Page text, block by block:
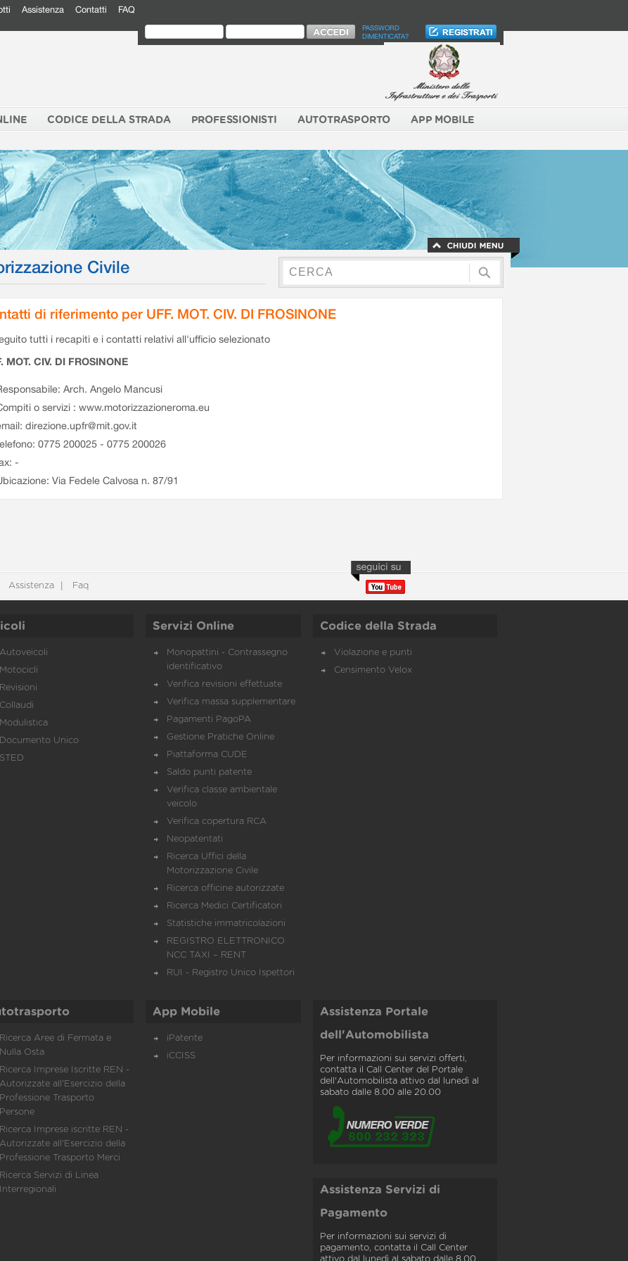
Assistenza Contatti FAQ
PASSWORD
DIMENTICATA?
CODICE DELLA STRADA PROFESSIONISTI AUTOTRASPORTO APP MOBILE
Civile
di riferimento per UFF. MOT. CIV. DI FROSINONE
tutti i recapiti e i contatti relativi all'ufficio selezionato
MOT. CIV. DI FROSINONE
Arch. Angelo Mancusi
o servizi : www.motorizzazioneroma.eu
direzione.upfr@mit.gov.it
0775 200025 - 0775 200026
-
Via Fedele Calvosa n. 87/91
Assistenza Faq
Autoveicoli
Motocicli
Revisioni
Collaudi
Modulistica
Documento Unico
STED
Servizi Online
Monopattini - Contrassegno
identificativo
Verifica revisioni effettuate
Verifica massa supplementare
Pagamenti PagoPA
Gestione Pratiche Online
Piattaforma CUDE
Saldo punti patente
Verifica classe ambientale
veicolo
Verifica copertura RCA
Neopatentati
Ricerca Uffici della
Motorizzazione Civile
Ricerca officine autorizzate
Ricerca Medici Certificatori
Statistiche immatricolazioni
REGISTRO ELETTRONICO
NCC TAXI – RENT
RUI - Registro Unico Ispettori
Codice della Strada
Violazione e punti
Censimento Velox
Ricerca Aree di Fermata e
Nulla Osta
Ricerca Imprese Iscritte REN -
Autorizzate all'Esercizio della
Professione Trasporto
Persone
Ricerca Imprese iscritte REN -
Autorizzate all'Esercizio della
Professione Trasporto Merci
Ricerca Servizi di Linea
Interregionali
App Mobile
iPatente
iCCISS
Assistenza Portale
dell'Automobilista
Per informazioni sui servizi offerti,
contatta il Call Center del Portale
dell'Automobilista attivo dal lunedì al
sabato dalle 8.00 alle 20.00
Assistenza Servizi di
Pagamento
Per informazioni sui servizi di
pagamento, contatta il Call Center